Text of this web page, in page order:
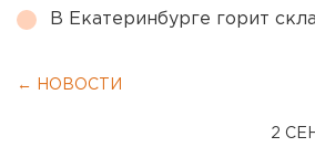
В Екатеринбурге горит
← НОВОСТИ
2